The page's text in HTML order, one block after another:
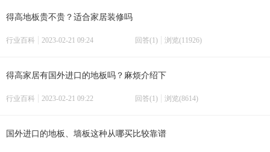
得高地板贵不贵？适合家居装修吗
行业百科 2023-02-21 09:24 回答(1) 浏览(11926)
得高家居有国外进口的地板吗？麻烦介绍下
行业百科 2023-02-21 09:22 回答(1) 浏览(8614)
国外进口的地板、墙板这种从哪买比较靠谱